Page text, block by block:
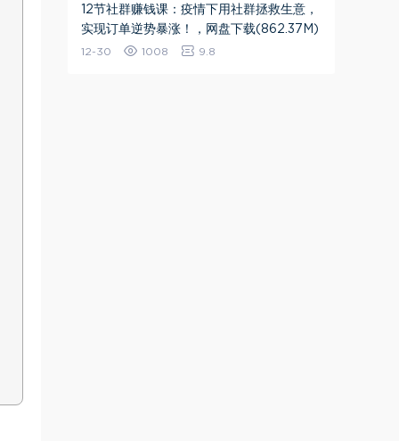
12节社群赚钱课：疫情下用社群拯救生意，
实现订单逆势暴涨！，网盘下载(862.37M)
12-30 1008 9.8